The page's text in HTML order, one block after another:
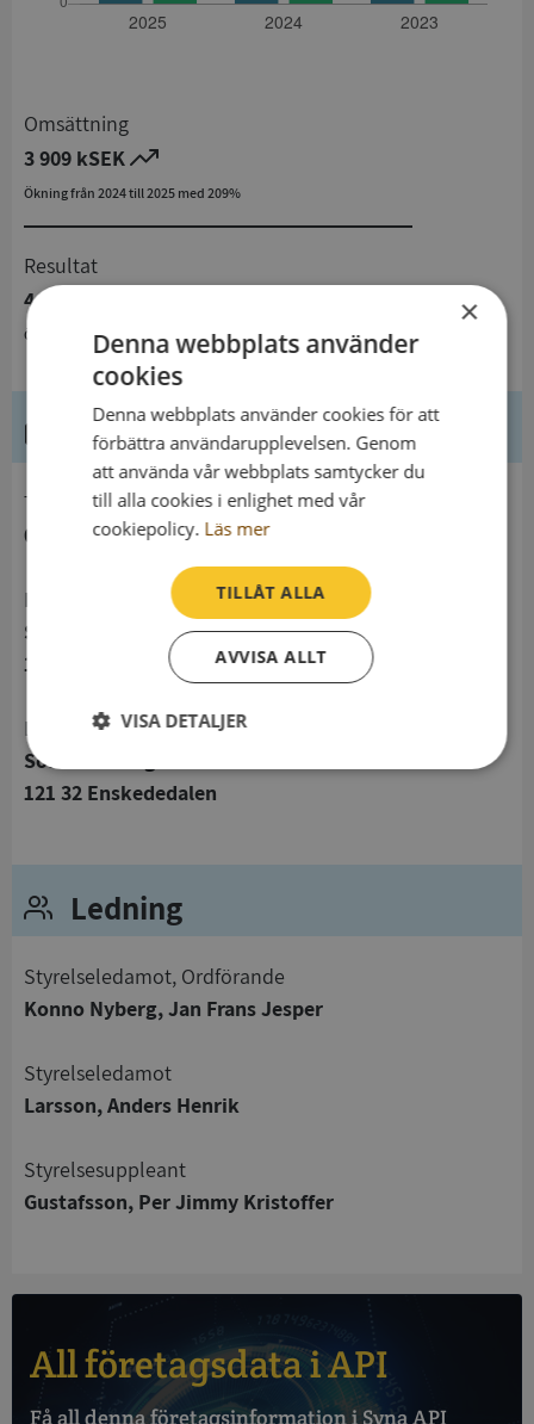
Omsättning
3 909 kSEK
Ökning från 2024 till 2025 med 209%
Resultat
443 kSEK
Ökning från 2024 till 2025 med 292%
Kontaktuppgifter
0722340332
Sofielundsvägen 4
121 32 Enskededalen
Besöksadress
Sofielundsvägen 4
121 32 Enskededalen
Ledning
Styrelseledamot, Ordförande
Konno Nyberg, Jan Frans Jesper
Styrelseledamot
Larsson, Anders Henrik
Styrelsesuppleant
Gustafsson, Per Jimmy Kristoffer
All företagsdata i API
Få all denna företagsinformation i Syna API
×
Denna webbplats använder
cookies
Denna webbplats använder cookies för att
förbättra användarupplevelsen. Genom
att använda vår webbplats samtycker du
till alla cookies i enlighet med vår
cookiepolicy. Läs mer
TILLÅT ALLA
AVVISA ALLT
VISA DETALJER
Strikt
nödvändigt
Prestanda Inriktning
Funktioner
och kontohantering. Webbplatsen kan inte
användas ordentligt utan strikt nödvändiga cookies.
__RequestVerificationToken
Microsoft
Session